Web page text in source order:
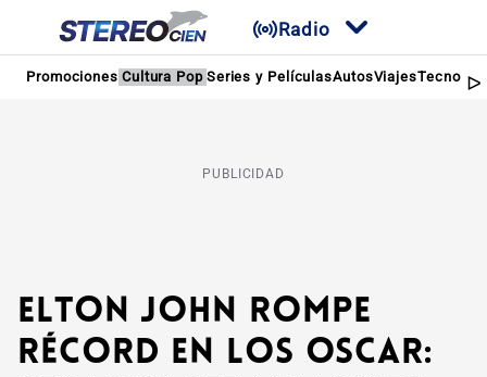
Radio
Promociones Cultura Pop Series y PelículasAutosViajes
PUBLICIDAD
Elton John rompe
récord en los Oscar: